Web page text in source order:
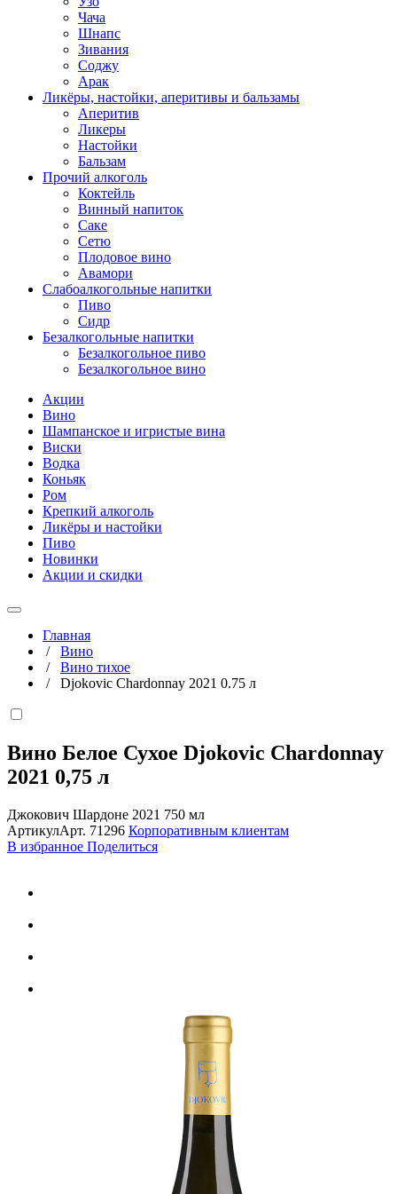
Чача
Шнапс
Зивания
Соджу
Арак
Ликёры, настойки, аперитивы и бальзамы
Аперитив
Ликеры
Настойки
Бальзам
Прочий алкоголь
Коктейль
Винный напиток
Саке
Сетю
Плодовое вино
Авамори
Слабоалкогольные напитки
Пиво
Сидр
Безалкогольные напитки
Безалкогольное пиво
Безалкогольное вино
Акции
Вино
Шампанское и игристые вина
Виски
Водка
Коньяк
Ром
Крепкий алкоголь
Ликёры и настойки
Пиво
Новинки
Акции и скидки
Главная
/ Вино
/ Вино тихое
/ Djokovic Chardonnay 2021 0.75 л
Вино Белое Сухое Djokovic Chardonnay
2021 0,75 л
Джокович Шардоне 2021 750 мл
АртикулАрт. 71296 Корпоративным клиентам
В избранное Поделиться